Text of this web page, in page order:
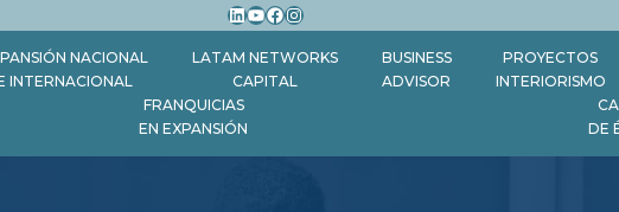
LinkedIn
YouTube
Facebook
Instagram
NACIONAL
INTERNACIONAL
LATAM NETWORKS
CAPITAL
BUSINESS
ADVISOR
PROYECTOS
INTERIORISMO
FRANQUICIAS
EN EXPANSIÓN
DE